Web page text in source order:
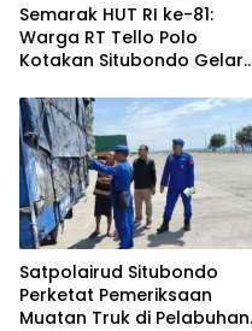
Semarak HUT RI ke-81:
Warga RT Tello Polo
Kotakan Situbondo Gelar
Satpolairud Situbondo
Perketat Pemeriksaan
Muatan Truk di Pelabuhan